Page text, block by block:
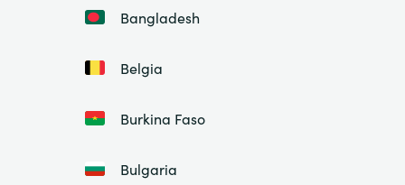
Bangladesh
Belgia
Burkina Faso
Bulgaria